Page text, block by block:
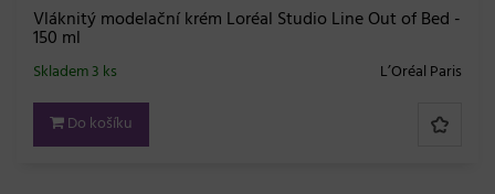
Bed -
Paris
Rozjasňující šampon pro blond vlasy Kérastase